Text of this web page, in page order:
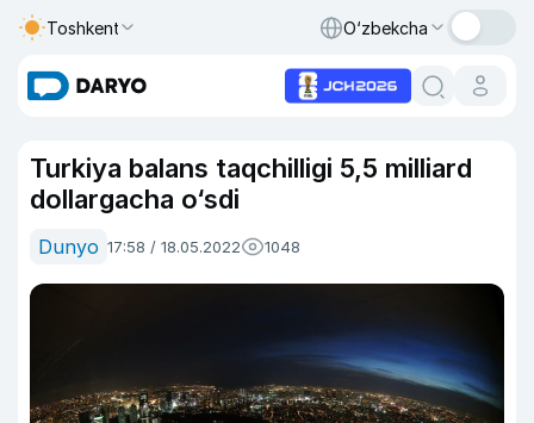
Toshkent O‘zbekcha
Turkiya balans taqchilligi 5,5 milliard
dollargacha o‘sdi
Dunyo 17:58 / 18.05.2022 1048